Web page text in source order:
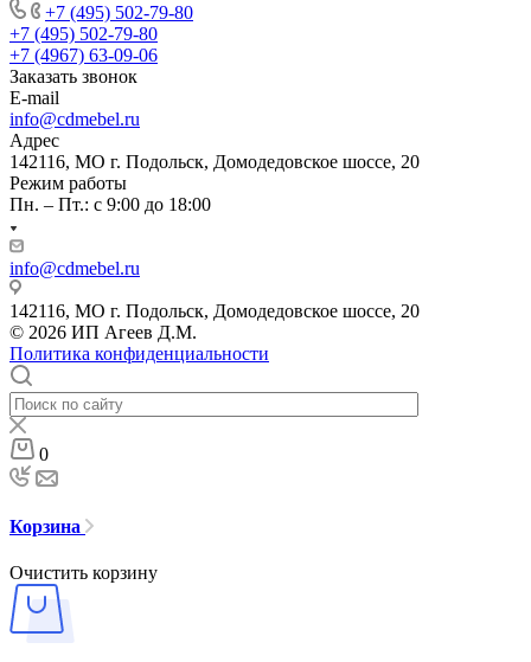
+7 (495) 502-79-80
+7 (495) 502-79-80
+7 (4967) 63-09-06
Заказать звонок
E-mail
info@cdmebel.ru
Адрес
142116, МО г. Подольск, Домодедовское шоссе, 20
Режим работы
Пн. – Пт.: с 9:00 до 18:00
info@cdmebel.ru
142116, МО г. Подольск, Домодедовское шоссе, 20
© 2026 ИП Агеев Д.М.
Политика конфиденциальности
0
Корзина
Очистить корзину